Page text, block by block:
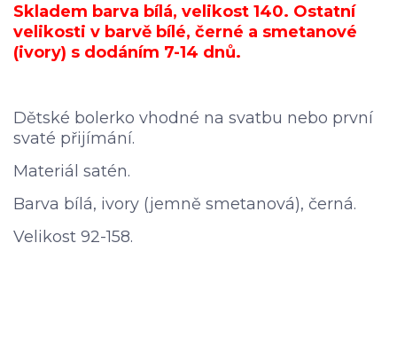
Skladem barva bílá, velikost 140. Ostatní
velikosti v barvě bílé, černé a smetanové
(ivory) s dodáním 7-14 dnů.
Dětské bolerko vhodné na svatbu nebo první
svaté přijímání.
Materiál satén.
Barva bílá, ivory (jemně smetanová), černá.
Velikost 92-158.